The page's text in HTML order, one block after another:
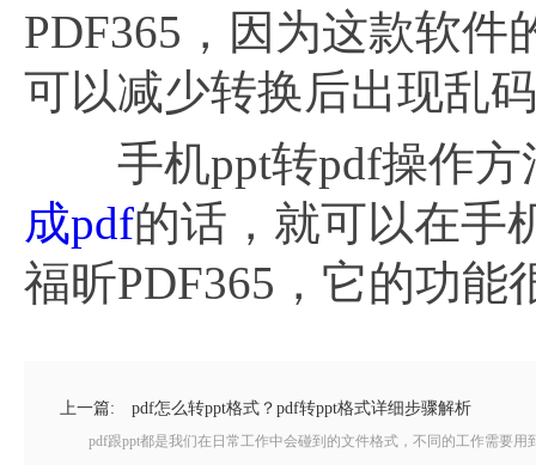
PDF365，因为这款软
可以减少转换后出现乱
手机ppt转pdf操作方
成pdf的话，就可以在手
福昕PDF365，它的功能
上一篇: pdf怎么转ppt格式？pdf转ppt格式详细步骤解析
pdf跟ppt都是我们在日常工作中会碰到的文件格式，不同的工作需要用